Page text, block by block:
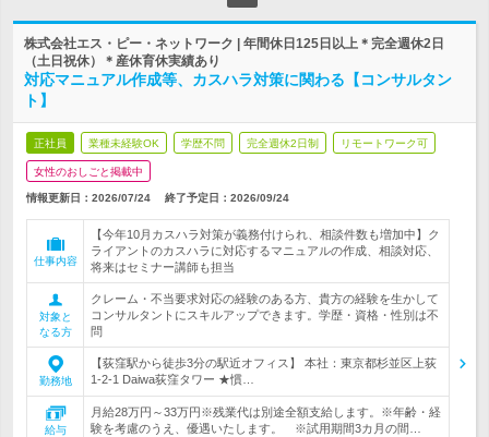
株式会社エス・ピー・ネットワーク | 年間休日125日以上＊完全週休2日
（土日祝休）＊産休育休実績あり
対応マニュアル作成等、カスハラ対策に関わる【コンサルタン
ト】
正社員 業種未経験OK 学歴不問 完全週休2日制 リモートワーク可
女性のおしごと掲載中
情報更新日：2026/07/24 終了予定日： 2026/09/24
仕事内容
【今年10月カスハラ対策が義務付けられ、相談件数も増加中】ク
ライアントのカスハラに対応するマニュアルの作成、相談対応、
将来はセミナー講師も担当
対象と
なる方
クレーム・不当要求対応の経験のある方、貴方の経験を生かして
コンサルタントにスキルアップできます。学歴・資格・性別は不
問
勤務地
【荻窪駅から徒歩3分の駅近オフィス】 本社：東京都杉並区上荻
1-2-1 Daiwa荻窪タワー ★慣…
給与
月給28万円～33万円※残業代は別途全額支給します。※年齢・経
験を考慮のうえ、優遇いたします。 ※試用期間3カ月の間…